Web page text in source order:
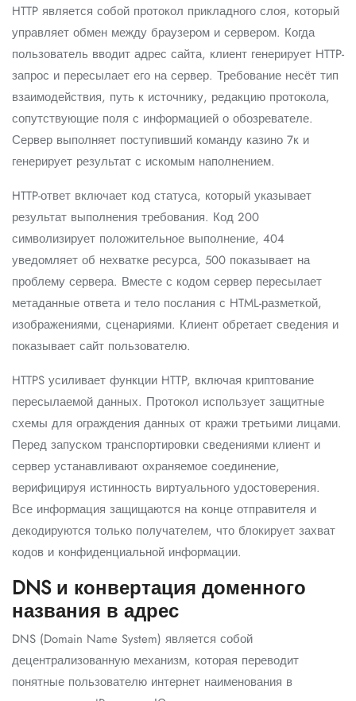
HTTP является собой протокол прикладного слоя, который
управляет обмен между браузером и сервером. Когда
пользователь вводит адрес сайта, клиент генерирует HTTP-
запрос и пересылает его на сервер. Требование несёт тип
взаимодействия, путь к источнику, редакцию протокола,
сопутствующие поля с информацией о обозревателе.
Сервер выполняет поступивший команду казино 7к и
генерирует результат с искомым наполнением.
HTTP-ответ включает код статуса, который указывает
результат выполнения требования. Код 200
символизирует положительное выполнение, 404
уведомляет об нехватке ресурса, 500 показывает на
проблему сервера. Вместе с кодом сервер пересылает
метаданные ответа и тело послания с HTML-разметкой,
изображениями, сценариями. Клиент обретает сведения и
показывает сайт пользователю.
HTTPS усиливает функции HTTP, включая криптование
пересылаемой данных. Протокол использует защитные
схемы для ограждения данных от кражи третьими лицами.
Перед запуском транспортировки сведениями клиент и
сервер устанавливают охраняемое соединение,
верифицируя истинность виртуального удостоверения.
Все информация защищаются на конце отправителя и
декодируются только получателем, что блокирует захват
кодов и конфиденциальной информации.
DNS и конвертация доменного
названия в адрес
DNS (Domain Name System) является собой
децентрализованную механизм, которая переводит
понятные пользователю интернет наименования в